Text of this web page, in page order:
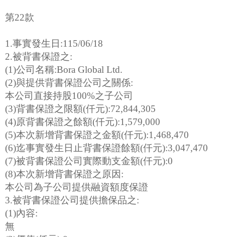
第22款
1.事實發生日:115/06/18
2.被背書保證之:
(1)公司名稱:Bora Global Ltd.
(2)與提供背書保證公司之關係:
本公司直接持股100%之子公司
(3)背書保證之限額(仟元):72,844,305
(4)原背書保證之餘額(仟元):1,579,000
(5)本次新增背書保證之金額(仟元):1,468,470
(6)迄事實發生日止背書保證餘額(仟元):3,047,470
(7)被背書保證公司實際動支金額(仟元):0
(8)本次新增背書保證之原因:
本公司為子公司提供融資額度保證
3.被背書保證公司提供擔保品之:
(1)內容:
無